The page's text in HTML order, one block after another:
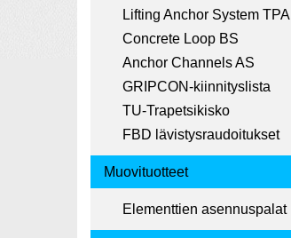
Lifting Anchor System TPA
Concrete Loop BS
Anchor Channels AS
GRIPCON-kiinnityslista
TU-Trapetsikisko
FBD lävistysraudoitukset
Muovituotteet
Elementtien asennuspalat